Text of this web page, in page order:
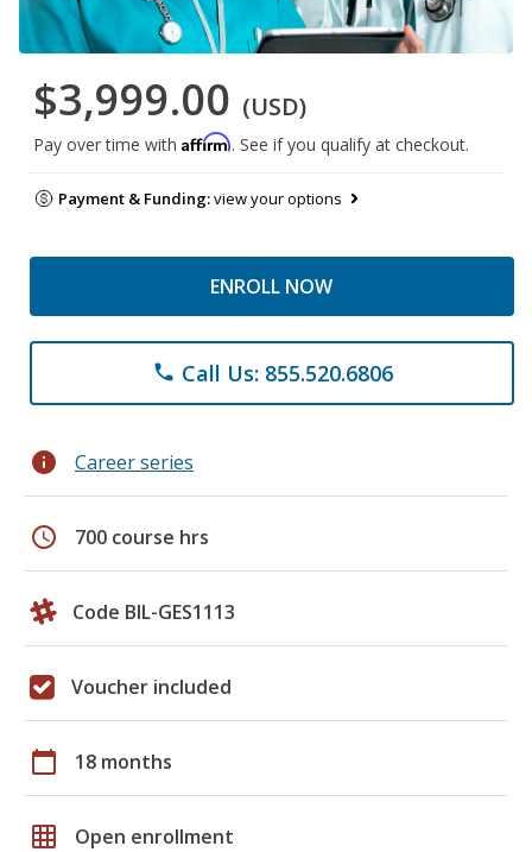
$3,999.00 (USD)
Pay over time with Affirm. See if you qualify at checkout.
Payment & Funding:view your options
ENROLL NOW
phone Call Us: 855.520.6806
info Career series
schedule 700 course hrs
Code BIL-GES1113
Voucher included
calendar_today 18 months
grid_on Open enrollment